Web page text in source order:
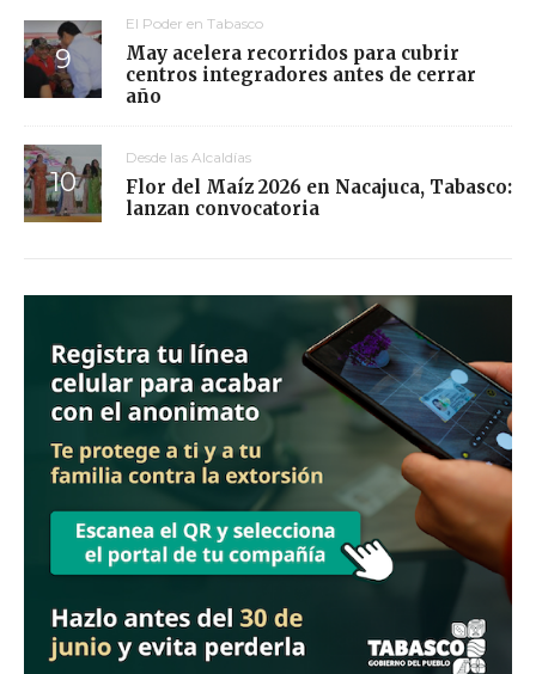
El Poder en Tabasco
May acelera recorridos para cubrir
centros integradores antes de cerrar
año
Desde las Alcaldías
Flor del Maíz 2026 en Nacajuca, Tabasco:
lanzan convocatoria